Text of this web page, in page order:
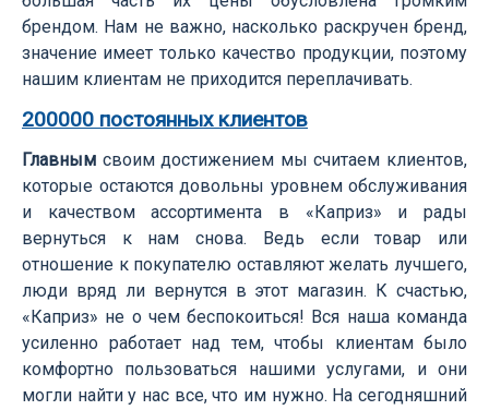
брендом. Нам не важно, насколько раскручен бренд,
значение имеет только качество продукции, поэтому
нашим клиентам не приходится переплачивать.
200000 постоянных клиентов
Главным своим достижением мы считаем клиентов,
которые остаются довольны уровнем обслуживания
и качеством ассортимента в «Каприз» и рады
вернуться к нам снова. Ведь если товар или
отношение к покупателю оставляют желать лучшего,
люди вряд ли вернутся в этот магазин. К счастью,
«Каприз» не о чем беспокоиться! Вся наша команда
усиленно работает над тем, чтобы клиентам было
комфортно пользоваться нашими услугами, и они
могли найти у нас все, что им нужно. На сегодняшний